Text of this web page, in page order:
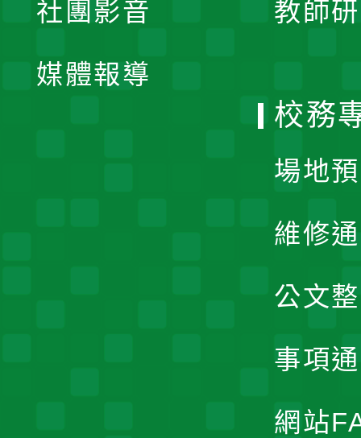
教師
社團影音
媒體報導
校務
場地
維修
公文
事項
網站